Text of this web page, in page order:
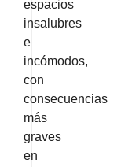
espacios
insalubres
e
incómodos,
con
consecuencias
más
graves
en